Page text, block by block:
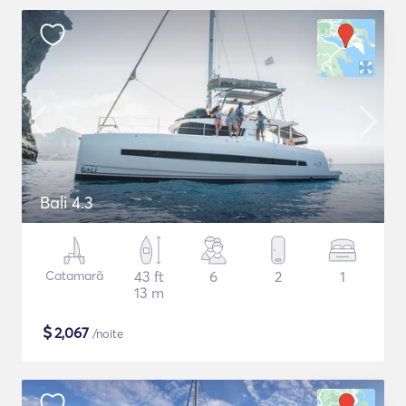
Bali 4.3
Catamarã
43 ft
13 m
6 2 1
$2,067 /noite